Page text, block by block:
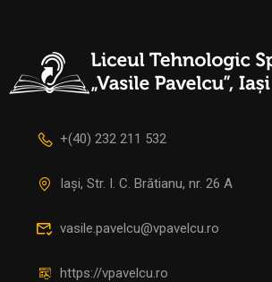
+(40) 232 211 532
Iași, Str. I. C. Brătianu, nr. 26 A
vasile.pavelcu@vpavelcu.ro
https://vpavelcu.ro